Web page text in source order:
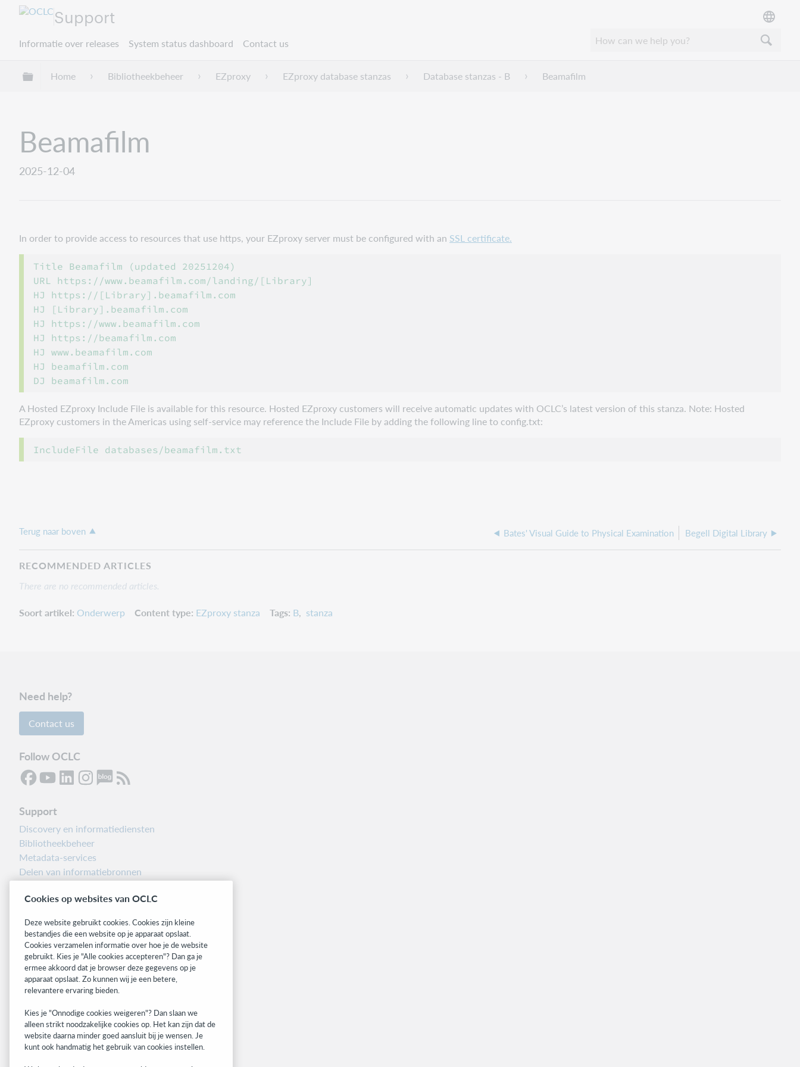
Support
Informatie over releases System status dashboard Contact us
Mondiale hiërarchie uitvouwen / samenvouwen
Home Bibliotheekbeheer EZproxy EZproxy database stanzas Database stanzas - B Beamafilm
Beamafilm
2025-12-04
In order to provide access to resources that use https, your EZproxy server must be configured with an SSL certificate.
Title Beamafilm (updated 20251204)
URL https://www.beamafilm.com/landing/[Library]
HJ https://[Library].beamafilm.com
HJ [Library].beamafilm.com
HJ https://www.beamafilm.com
HJ https://beamafilm.com
HJ www.beamafilm.com
HJ beamafilm.com
A Hosted EZproxy Include File is available for this resource. Hosted EZproxy customers will receive automatic updates with OCLC’s latest version of this stanza. Note: Hosted
EZproxy customers in the Americas using self-service may reference the Include File by adding the following line to config.txt:
Terug naar boven Bates' Visual Guide to Physical Examination Begell Digital Library
RECOMMENDED ARTICLES
There are no recommended articles.
Soort artikel Onderwerp Content type EZproxy stanza Tags B stanza
Need help?
Contact us
Follow OCLC
Support
Discovery en informatiediensten
Bibliotheekbeheer
Metadata-services
Delen van informatiebronnen
Informatie over releases
Related sites
OCLC.org
BibFormats
Community
WebJunction
Developer Network
Cookies op websites van OCLC
Deze website gebruikt cookies. Cookies zijn kleine
bestandjes die een website op je apparaat opslaat.
Cookies verzamelen informatie over hoe je de website
gebruikt. Kies je "Alle cookies accepteren"? Dan ga je
ermee akkoord dat je browser deze gegevens op je
apparaat opslaat. Zo kunnen wij je een betere,
relevantere ervaring bieden.
Kies je "Onnodige cookies weigeren"? Dan slaan we
alleen strikt noodzakelijke cookies op. Het kan zijn dat de
website daarna minder goed aansluit bij je wensen. Je
kunt ook handmatig het gebruik van cookies instellen.